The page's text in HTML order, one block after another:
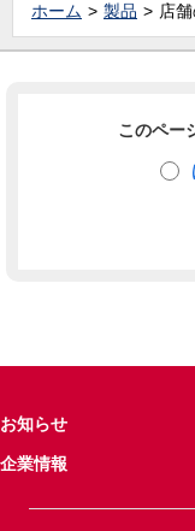
ホーム 製品 店
このペー
お知らせ
企業情報